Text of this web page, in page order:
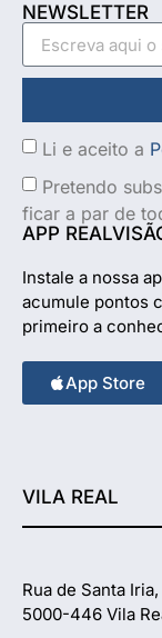
NEWSLETTER
Li e aceito a
Pretendo
ficar a par de
APP
Instale a nossa
acumule pontos
primeiro a
App Store
VILA REAL
Rua de Santa
5000-446 Vila